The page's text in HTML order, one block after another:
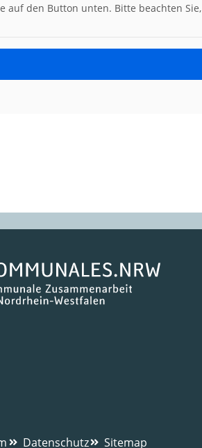
auf den Button unten. Bitte beachten Sie,
Datenschutz Sitemap